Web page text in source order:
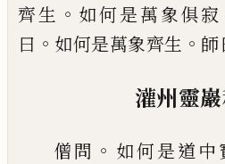
齊生 。 如何是萬象俱寂
曰 。 如何是萬象齊生 。 師
灌州靈
僧問 。 如何是道中